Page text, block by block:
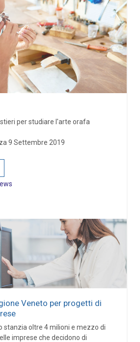
per studiare l'arte orafa
9 Settembre 2019
Veneto per progetti di
stanzia oltre 4 milioni e mezzo di
imprese che decidono di